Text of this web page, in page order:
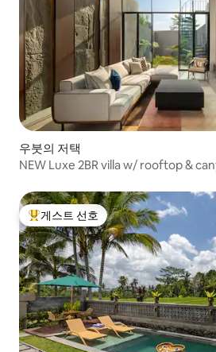
우붓의 저택
NEW Luxe 2BR villa w/ rooftop &
상위 게스트 선호
게스트 선호